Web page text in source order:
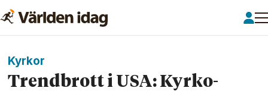
Kyrkor
Trend­brott i USA: Kyrko­